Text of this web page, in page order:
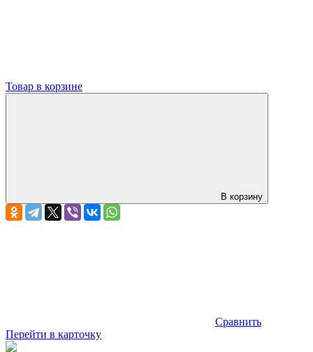
Товар в корзине
В корзину
Сравнить
Перейти в карточку